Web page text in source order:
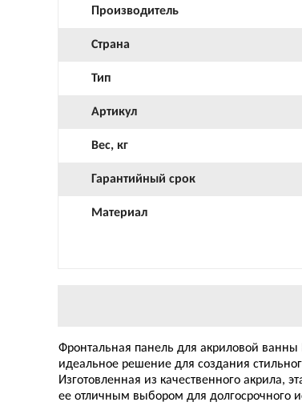
Производитель
Страна
Тип
Артикул
Вес, кг
Гарантийный срок
Материал
Фронтальная панель для акриловой ванны
идеальное решение для создания
Изготовленная из качественного акрила,
ее отличным выбором для долгосрочного